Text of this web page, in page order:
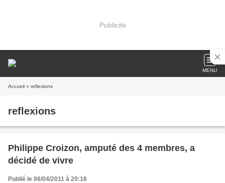
Publicité
MENU
Accueil » reflexions
reflexions
Philippe Croizon, amputé des 4 membres, a
décidé de vivre
Publié le 06/04/2011 à 20:16